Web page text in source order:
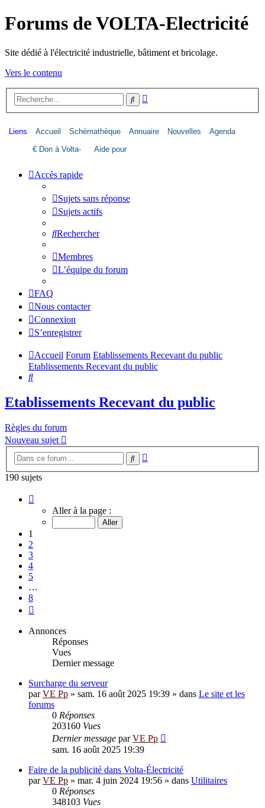
Forums de VOLTA-Electricité
Site dédié à l'électricité industrielle, bâtiment et bricolage.
Vers le contenu
Rechercher
Liens Accueil Schémathèque Annuaire Nouvelles
Agenda
€ Don à Volta-
Aide pour
Accès rapide
Sujets sans réponse
Sujets actifs
Rechercher
Membres
L’équipe du forum
FAQ
Nous contacter
Connexion
S’enregistrer
Accueil Forum Etablissements Recevant du public
Etablissements Recevant du public
Rechercher
Etablissements Recevant du public
Règles du forum
Nouveau sujet
Rechercher
190 sujets
sur
Aller à la page :
1
2
3
4
5
…
8
Annonces
Réponses
Vues
Dernier message
Surcharge du serveur
parVE Pp » sam. 16 août 2025 19:39 » dans Le site et les
forums
0 Réponses
203160 Vues
Dernier message parVE Pp
sam. 16 août 2025 19:39
Faire de la publicité dans Volta-Électricité
parVE Pp » mar. 4 juin 2024 19:56 » dans Utilitaires
0 Réponses
348103 Vues